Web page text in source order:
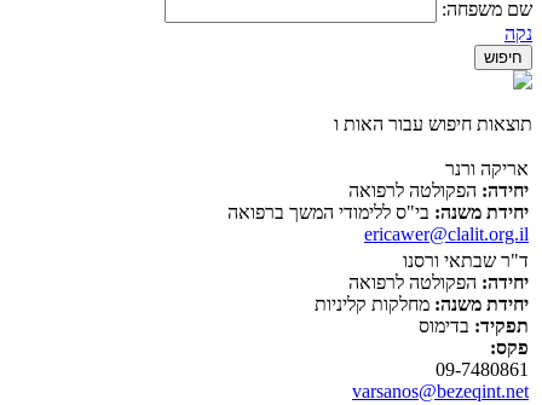
שם משפחה:
נקה
תוצאות חיפוש עבור האות ו
אריקה ורנר
יחידה: הפקולטה לרפואה
יחידת משנה: בי"ס ללימודי המשך ברפואה
ericawer@clalit.org.il
ד"ר שבתאי ורסנו
יחידה: הפקולטה לרפואה
יחידת משנה: מחלקות קליניות
תפקיד: בדימוס
פקס:
09-7480861
varsanos@bezeqint.net